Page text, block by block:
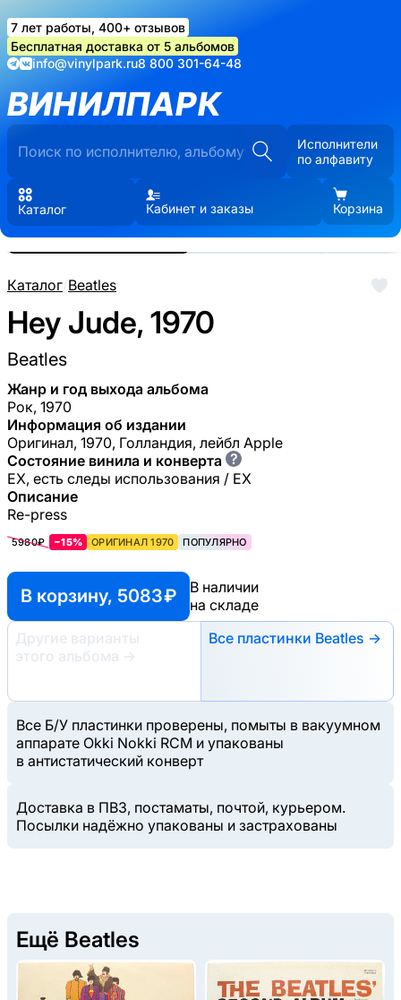
7 лет работы, 400+ отзывов
Бесплатная доставка от 5 альбомов
info@vinylpark.ru8 800 301-64-48
ВИНИЛПАРК
Исполнители
по алфавиту
Каталог Кабинет и заказы Корзина
Каталог/Beatles
Hey Jude, 1970
Beatles
Жанр и год выхода альбома
Рок, 1970
Информация об издании
Оригинал, 1970, Голландия, лейбл Apple
Состояние винила и конверта ?
EX, есть следы использования / EX
Описание
Re-press
5980₽ −15% ОРИГИНАЛ 1970 ПОПУЛЯРНО
В корзину, 5083 ₽
В наличии
на складе
Другие варианты
этого альбома
→
Все пластинки Beatles →
Все Б/У пластинки проверены, помыты в вакуумном
аппарате Okki Nokki RCM и упакованы
в антистатический конверт
Доставка в ПВЗ, постаматы, почтой, курьером.
Посылки надёжно упакованы и застрахованы
Реальные фото пластинки.
Нажмите, чтобы увеличить
Ещё Beatles